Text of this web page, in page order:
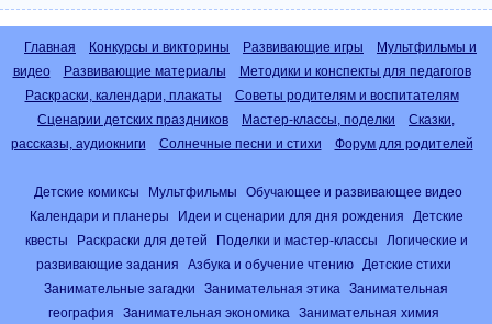
Главная Конкурсы и викторины Развивающие игры
Мультфильмы и
видео
Развивающие материалы
Методики и конспекты для педагогов
Раскраски, календари, плакаты
Советы родителям и воспитателям
Сценарии детских праздников
Мастер-классы, поделки
Сказки,
рассказы, аудиокниги
Солнечные песни и стихи Форум для родителей
Детские комиксы Мультфильмы
Обучающее и развивающее видео
Календари и планеры
Идеи и сценарии для дня рождения
Детские
квесты
Раскраски для детей Поделки и мастер-классы
Логические и
развивающие задания
Азбука и обучение чтению
Детские стихи
Занимательные загадки
Занимательная этика
Занимательная
география
Занимательная экономика
Занимательная химия